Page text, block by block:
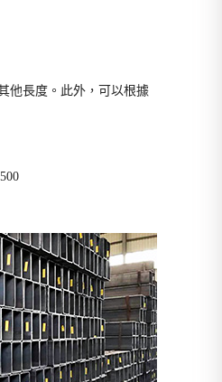
他長度。此外，可以根據